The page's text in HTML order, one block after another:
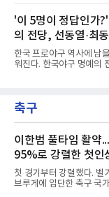
디아즈가 보여주는 경기
럽다. 승부처마다 터져 나
메이저리그와 마이너리
가던 이들의 잇단 이탈은
연 KBO리그로 유턴할 것
로 이어졌다. 일각에서는
귀를 점치고 있지만, 막상
선수가 마주한 현실과 향
린다. 선수 개인의 확고한
이다. 오랜 기간 메이저리
은 최지만은 해외파 복귀 규
'이 5명이 정답인가
의 전당, 선동열·최
우·김응용을 둘러싼
한국 프로야구 역사에 남
워진다. 한국야구 명예의
거론되는 후보군은 선동열
진우, 그리고 김응용 감독
있는 이름들이다.선동열은
최고의 투수로 평가받는다
승과 평균자책점 1.20이라
남겼고, 1980년대 후반
프로야구에서도 성공하며
출 가능성을 보여준 상징적
축구
이한범 풀타임 활약
95%로 강렬한 첫인
첫 경기부터 강렬했다. 벨
브루게에 입단한 축구 국